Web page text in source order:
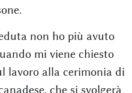
non ho più avuto
mi viene chiesto
lavoro alla cerimonia di
che si svolgerà